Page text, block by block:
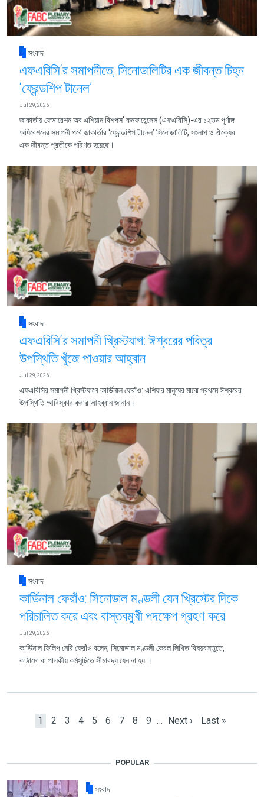
সংবাদ
এফএবিসি‘র সমাপনীতে, সিনোডালিটির এক জীবন্ত চিহ্ন
‘ফ্রেন্ডশিপ টানেল’
Jul 29, 2026
জাকার্তায় ফেডারেশন অব এশিয়ান বিশপস' কনফারেন্সেস (এফএবিসি)-এর ১২তম পূর্ণাঙ্গ
অধিবেশনের সমাপনী পর্বে জাকার্তার ‘ফ্রেন্ডশিপ টানেল’ সিনোডালিটি, সংলাপ ও ঐক্যের
এক জীবন্ত প্রতীকে পরিণত হয়েছে।
সংবাদ
এফএবিসি‘র সমাপনী খ্রিস্টযাগ: ঈশ্বরের পবিত্র
উপস্থিতি খুঁজে পাওয়ার আহ্বান
Jul 29, 2026
এফএবিসির সমাপনী খ্রিস্টযাগে কার্ডিনাল ফেরাঁও: এশিয়ার মানুষের মাঝে প্রথমে ঈশ্বরের
উপস্থিতি আবিস্কার করার আহব্বান জানান।
সংবাদ
কার্ডিনাল ফেরাঁও: সিনোডাল মণ্ডলী যেন খ্রিস্টের দিকে
পরিচালিত করে এবং বাস্তবমুখী পদক্ষেপ গ্রহণ করে
Jul 29, 2026
কার্ডিনাল ফিলিপ নেরি ফেরাঁও বলেন, সিনোডাল মণ্ডলী কেবল লিখিত বিষয়বস্তুতে,
কাঠামো বা পালকীয় কর্মসূচিতে সীমাবদ্ধ যেন না হয় ।
Current page
1 Page
2 Page
3 Page
4 Page
5 Page
6 Page
7 Page
8 Page
9 … Next page
Next › Last page
Last »
POPULAR
সংবাদ